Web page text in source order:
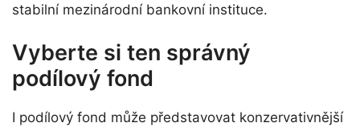
stabilní mezinárodní bankovní instituce.
Vyberte si ten správný
podílový fond
I podílový fond může představovat konzervativnější